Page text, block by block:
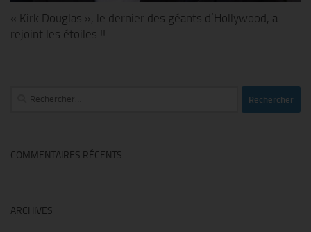
« Kirk Douglas », le dernier des géants d’Hollywood, a
rejoint les étoiles !!
Rechercher :
COMMENTAIRES RÉCENTS
ARCHIVES